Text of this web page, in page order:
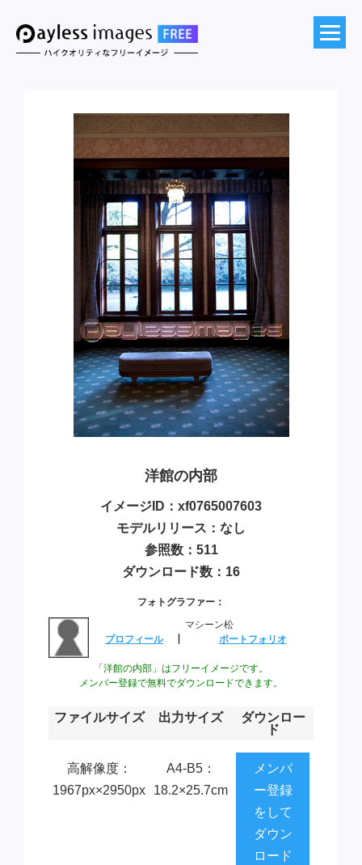
洋館の内部
イメージID：xf0765007603
モデルリリース：なし
参照数：511
ダウンロード数：16
フォトグラファー：
マシーン松
プロフィール
ポートフォリオ
「洋館の内部」はフリーイメージです。
メンバー登録で無料でダウンロードできます。
ファイルサイズ 出力サイズ
ダウンロー
ド
高解像度：
1967px×2950px
A4-B5：
18.2×25.7cm
メンバ
ー登録
をして
ダウン
ロード